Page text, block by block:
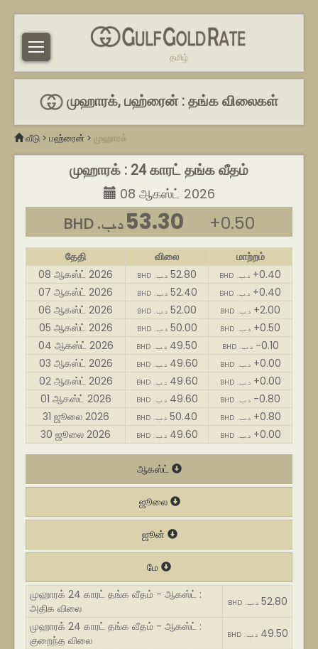
தமிழ்
முஹாரக், பஹ்ரைன் : தங்க விலைகள்
வீடு > பஹ்ரைன் > முஹாரக்
முஹாரக் : 24 காரட் தங்க வீதம்
08 ஆகஸ்ட் 2026
BHD .د.ب 53.30 +0.50
தேதி விலை
மாற்றம்
08 ஆகஸ்ட் 2026
BHD .د.ب 52.80 BHD .د.ب +0.40
07 ஆகஸ்ட் 2026
BHD .د.ب 52.40 BHD .د.ب +0.40
06 ஆகஸ்ட் 2026
BHD .د.ب 52.00 BHD .د.ب +2.00
05 ஆகஸ்ட் 2026
BHD .د.ب 50.00 BHD .د.ب +0.50
04 ஆகஸ்ட் 2026
BHD .د.ب 49.50 BHD .د.ب -0.10
03 ஆகஸ்ட் 2026
BHD .د.ب 49.60 BHD .د.ب +0.00
02 ஆகஸ்ட் 2026
BHD .د.ب 49.60 BHD .د.ب +0.00
01 ஆகஸ்ட் 2026
BHD .د.ب 49.60 BHD .د.ب -0.80
31 ஜூலை 2026
BHD .د.ب 50.40 BHD .د.ب +0.80
30 ஜூலை 2026
BHD .د.ب 49.60 BHD .د.ب +0.00
ஆகஸ்ட்
ஜூலை
ஜூன்
மே
முஹாரக் 24 காரட் தங்க வீதம் - ஆகஸ்ட் :
அதிக விலை
BHD .د.ب 52.80
முஹாரக் 24 காரட் தங்க வீதம் - ஆகஸ்ட் :
குறைந்த விலை
BHD .د.ب 49.50